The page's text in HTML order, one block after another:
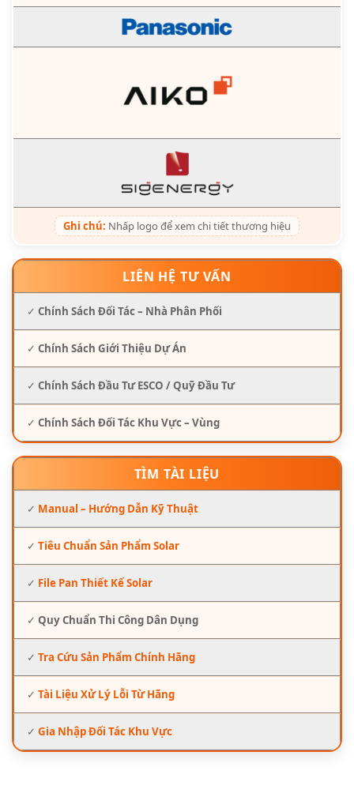
Ghi chú: Nhấp logo để xem chi tiết thương hiệu
LIÊN HỆ TƯ VẤN
✓ Chính Sách Đối Tác – Nhà Phân Phối
✓ Chính Sách Giới Thiệu Dự Án
✓ Chính Sách Đầu Tư ESCO / Quỹ Đầu Tư
✓ Chính Sách Đối Tác Khu Vực – Vùng
TÌM TÀI LIỆU
✓ Manual – Hướng Dẫn Kỹ Thuật
✓ Tiêu Chuẩn Sản Phẩm Solar
✓ File Pan Thiết Kế Solar
✓ Quy Chuẩn Thi Công Dân Dụng
✓ Tra Cứu Sản Phẩm Chính Hãng
✓ Tài Liệu Xử Lý Lỗi Từ Hãng
✓ Gia Nhập Đối Tác Khu Vực